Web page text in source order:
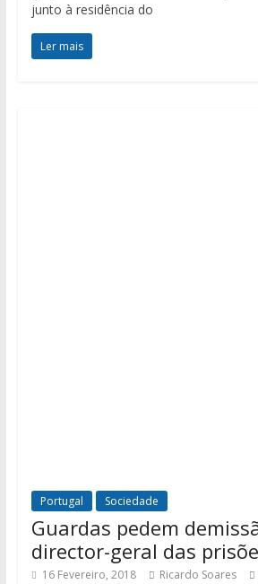
junto à residência do
Ler mais
Portugal Sociedade
Guardas pedem
director-geral das
16 Fevereiro, 2018 Ricardo Soares